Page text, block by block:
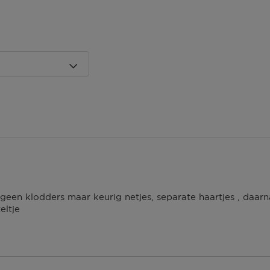
om deze
heb je dan nog
klodders maar keurig netjes, separate haartjes ,